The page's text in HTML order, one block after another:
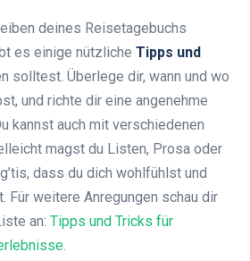
deines Reisetagebuchs
es einige nützliche Tipps und
solltest. Überlege dir, wann und wo
und richte dir eine angenehme
kannst auch mit verschiedenen
magst du Listen, Prosa oder
dass du dich wohlfühlst und
Für weitere Anregungen schau dir
an: Tipps und Tricks für
.